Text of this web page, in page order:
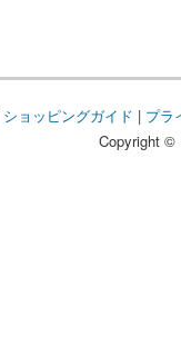
ショッピングガイド | プラ
Copyright ©